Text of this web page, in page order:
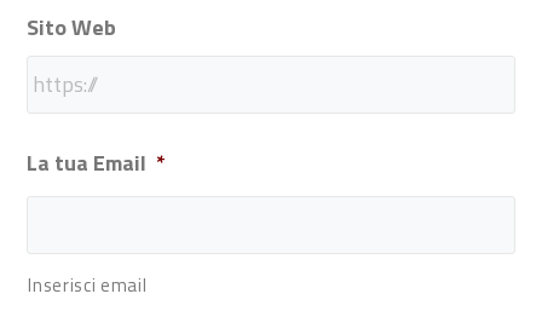
Sito Web
La tua Email *
Inserisci email